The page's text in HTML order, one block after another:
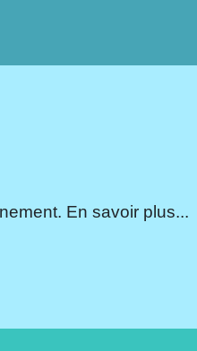
En savoir plus...